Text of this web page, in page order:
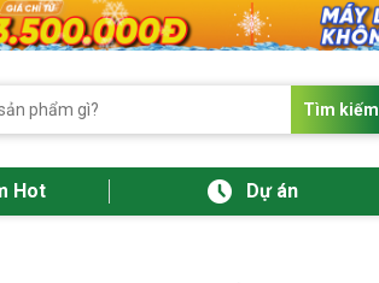
Tìm kiếm
Hot Dự án